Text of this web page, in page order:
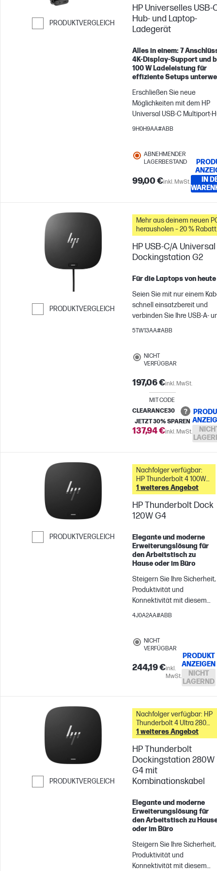
PRODUKTVERGLEICH
HP Universelles USB-
Hub- und Laptop-
Ladegerät
Alles in einem: 7
4K-Display-Support und
100 W Ladeleistung für
effiziente Setups
Erschließen Sie neue
Möglichkeiten mit dem HP
Universal USB-C Multiport-
der jetzt jeden USB-C-
und Datendurchleitung
zahlreiches Plug-and-Play-
Zubehör. Darüber hinaus
über HDMI 2.0 und
immer bestens in
bleiben.
9H0H9AA#ABB
ABNEHMENDER
LAGERBESTAND
99,00 €inkl. MwSt.
IN
PRODUKTVERGLEICH
Mehr aus deinem neuen
herausholen – 20 % Rabatt
auf Zubehör
HP USB-C/A Universal
Dockingstation G2
Für die Laptops von heute
Seien Sie mit nur einem
schnell einsatzbereit und
verbinden Sie Ihre USB-A-
USB-C™-fähigen
mit der flexiblen, kompakten
Dockingstation G2. Die
Dockingstation basiert auf
DisplayLink und ist mit
Notebooks von HP, Apple®,
Lenovo und weiteren
Herstellern kompatibel.[2]
5TW13AA#ABB
NICHT
VERFÜGBAR
197,06 €inkl. MwSt.
MIT CODE
CLEARANCE30
JETZT 30% SPAREN
137,94 €inkl. MwSt.
PRODUKTVERGLEICH
Weiter zum Vergleichen
Nachfolger verfügbar:
HP Thunderbolt 4 100W
G6 Dock &
1 weiteres Angebot
HP Thunderbolt Dock
120W G4
Elegante und moderne
Erweiterungslösung für
den Arbeitstisch zu
Hause oder im Büro
Steigern Sie Ihre Sicherheit,
Produktivität und
Konnektivität mit diesem
Thunderbolt™ 4-Dock. Es
Moment an, in dem Sie sich
anmelden, unterstützt
Multi-OS-Kompatibilität[1]
und kann bis zu vier 4K-
Displays unterstützen[2].
ideal für ITDMs und
Hybridarbeiter und
erleichtert die Verwaltung
von Geräten zu Hause oder
im Büro.
4J0A2AA#ABB
NICHT
VERFÜGBAR
244,19 €inkl.
MwSt.
PRODUKT
ANZEIGEN
NICHT
LAGERND
PRODUKTVERGLEICH
Nachfolger verfügbar: HP
Thunderbolt 4 Ultra 280W
G6 Dock &
1 weiteres Angebot
HP Thunderbolt
Dockingstation 280W
G4 mit
Kombinationskabel
Elegante und moderne
Erweiterungslösung für
den Arbeitstisch zu
oder im Büro
Steigern Sie Ihre Sicherheit,
Produktivität und
Konnektivität mit diesem